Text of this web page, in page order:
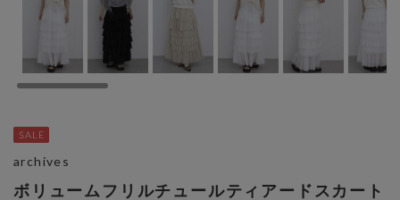
ボリュームフリルチュールティアードスカート
archives